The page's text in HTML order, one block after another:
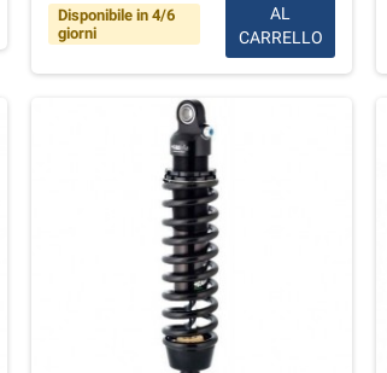
Disponibile in 4/6
giorni
AL
CARRELLO